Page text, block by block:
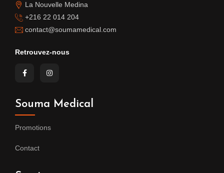
La Nouvelle Medina
+216 22 014 204
contact@soumamedical.com
Retrouvez-nous
Souma Medical
Promotions
Contact